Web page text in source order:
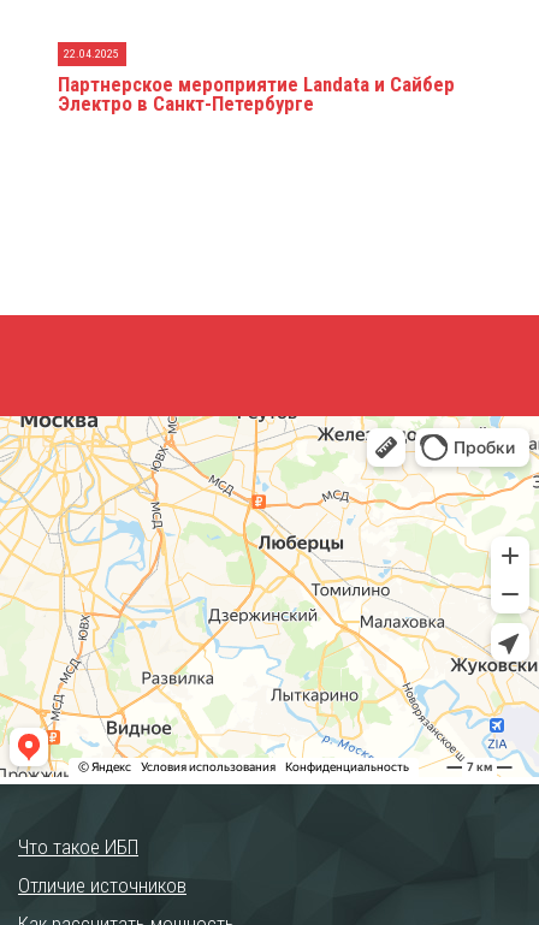
22.04.2025
Партнерское мероприятие Landata и Сайбер
Электро в Санкт-Петербурге
Что такое ИБП
Отличие источников